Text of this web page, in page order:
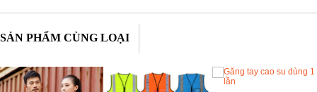
SẢN PHẨM CÙNG LOẠI